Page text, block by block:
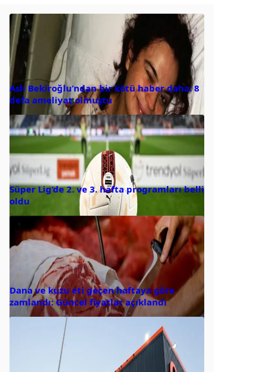
Aslı Bekiroğlu’ndan bir kötü haber daha: 8
defa ameliyat olmuştu
Süper Lig’de 2. ve 3. hafta programları belli
oldu
Dana ve kuzu eti geçen haftaya göre
zamlandı: Güncel fiyatlar açıklandı